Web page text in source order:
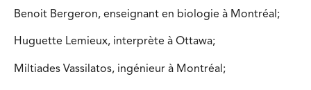
Benoit Bergeron, enseignant en biologie à Montréal;
Huguette Lemieux, interprète à Ottawa;
Miltiades Vassilatos, ingénieur à Montréal;